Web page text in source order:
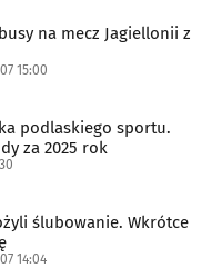
na mecz Jagiellonii z
15:00
podlaskiego sportu.
za 2025 rok
ślubowanie. Wkrótce
14:04